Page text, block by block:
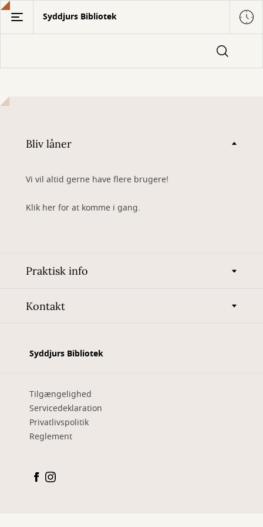
Gå
hovedindhold
Syddjurs Bibliotek
Bliv låner
Vi vil altid gerne have flere brugere!
Klik her for at komme i gang.
Praktisk info
Kontakt
Syddjurs Bibliotek
Tilgængelighed
Servicedeklaration
Privatlivspolitik
Reglement